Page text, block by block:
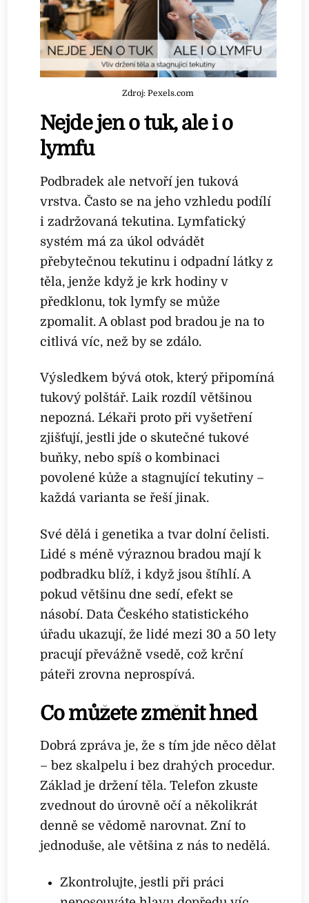
Zdroj: Pexels.com
Nejde jen o tuk, ale i o
lymfu
Podbradek ale netvoří jen tuková
vrstva. Často se na jeho vzhledu podílí
i zadržovaná tekutina. Lymfatický
systém má za úkol odvádět
přebytečnou tekutinu i odpadní látky z
těla, jenže když je krk hodiny v
předklonu, tok lymfy se může
zpomalit. A oblast pod bradou je na to
citlivá víc, než by se zdálo.
Výsledkem bývá otok, který připomíná
tukový polštář. Laik rozdíl většinou
nepozná. Lékaři proto při vyšetření
zjišťují, jestli jde o skutečné tukové
buňky, nebo spíš o kombinaci
povolené kůže a stagnující tekutiny –
každá varianta se řeší jinak.
Své dělá i genetika a tvar dolní čelisti.
Lidé s méně výraznou bradou mají k
podbradku blíž, i když jsou štíhlí. A
pokud většinu dne sedí, efekt se
násobí. Data Českého statistického
úřadu ukazují, že lidé mezi 30 a 50 lety
pracují převážně vsedě, což krční
páteři zrovna neprospívá.
Co můžete změnit hned
Dobrá zpráva je, že s tím jde něco dělat
– bez skalpelu i bez drahých procedur.
Základ je držení těla. Telefon zkuste
zvednout do úrovně očí a několikrát
denně se vědomě narovnat. Zní to
jednoduše, ale většina z nás to nedělá.
Zkontrolujte, jestli při práci